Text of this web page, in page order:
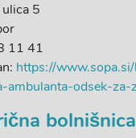
5
11 41
https://
ambulanta-odsek-